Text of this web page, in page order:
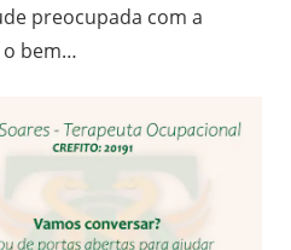
preocupada com a
o bem…